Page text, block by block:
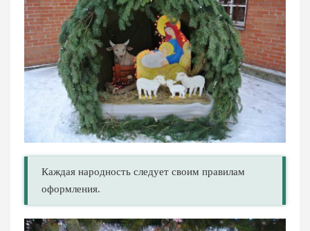
Каждая народность следует своим правилам
оформления.